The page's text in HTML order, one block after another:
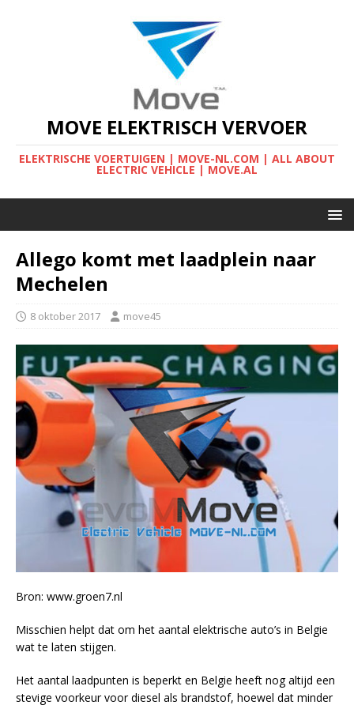
MOVE ELEKTRISCH VERVOER
ELEKTRISCHE VOERTUIGEN | MOVE-NL.COM | ALL ABOUT
ELECTRIC VEHICLE | MOVE.AL
Allego komt met laadplein naar
Mechelen
8 oktober 2017 move45
Bron: www.groen7.nl
Misschien helpt dat om het aantal elektrische auto’s in Belgie
wat te laten stijgen.
Het aantal laadpunten is beperkt en Belgie heeft nog altijd een
stevige voorkeur voor diesel als brandstof, hoewel dat minder